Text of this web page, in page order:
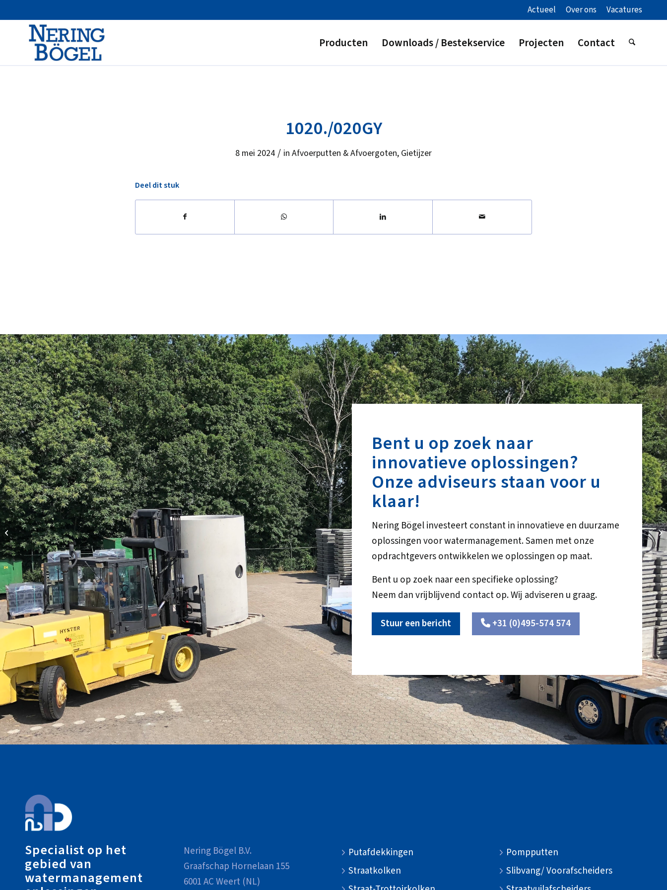
Actueel Over ons Vacatures
Producten Downloads / Bestekservice Projecten Contact
1020./020GY
8 mei 2024 / in Afvoerputten & Afvoergoten, Gietijzer
Deel dit stuk
Bent u op zoek naar
innovatieve oplossingen?
Onze adviseurs staan voor u
klaar!
Nering Bögel investeert constant in innovatieve en duurzame
oplossingen voor watermanagement. Samen met onze
opdrachtgevers ontwikkelen we oplossingen op maat.
Bent u op zoek naar een specifieke oplossing?
Neem dan vrijblijvend contact op. Wij adviseren u graag.
Stuur een bericht +31 (0)495-574 574
Specialist op het
gebied van
watermanagement
Nering Bögel B.V.
Graafschap Hornelaan 155
6001 AC Weert (NL)
Putafdekkingen
Straatkolken
Pompputten
Slibvang/ Voorafscheiders
1015./015RVS